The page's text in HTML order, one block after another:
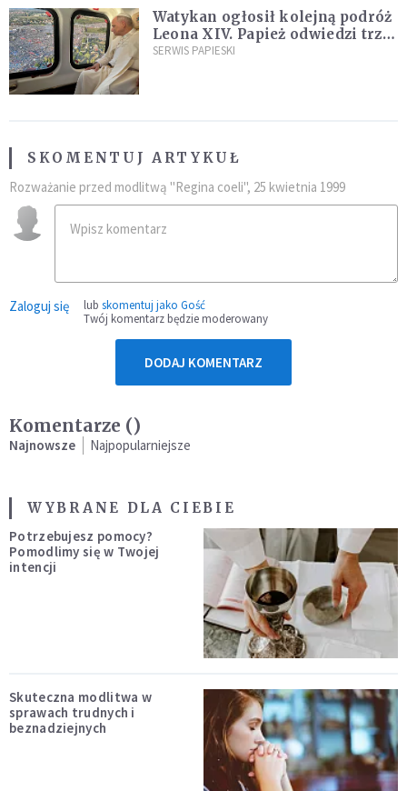
Watykan ogłosił kolejną podróż
Leona XIV. Papież odwiedzi trzy
kraje Ameryki Południowej
SERWIS PAPIESKI
SKOMENTUJ ARTYKUŁ
Rozważanie przed modlitwą "Regina coeli", 25 kwietnia 1999
Zaloguj się lub skomentuj jako Gość
Twój komentarz będzie moderowany
DODAJ KOMENTARZ
Komentarze ()
Najnowsze Najpopularniejsze
WYBRANE DLA CIEBIE
Potrzebujesz pomocy?
Pomodlimy się w Twojej
intencji
Skuteczna modlitwa w
sprawach trudnych i
beznadziejnych